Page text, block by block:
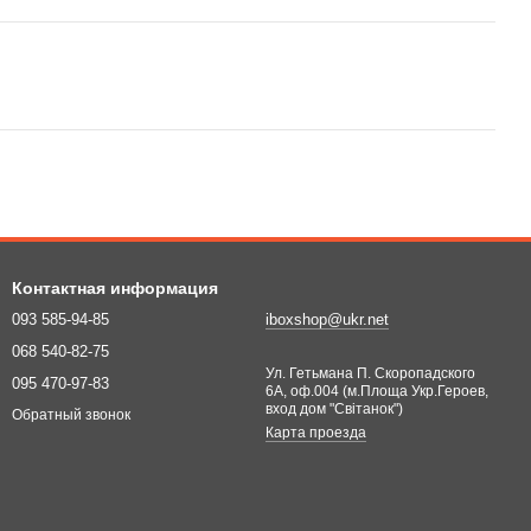
Контактная информация
093 585-94-85
068 540-82-75
095 470-97-83
Обратный звонок
iboxshop@ukr.net
Ул. Гетьмана П. Скоропадского
6А, оф.004 (м.Площа Укр.Героев,
вход дом "Світанок")
Карта проезда